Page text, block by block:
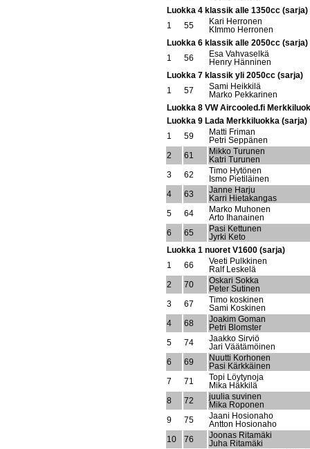
Luokka 4 klassik alle 1350cc (sarja)
1
55
Kari Herronen
KImmo Herronen
Luokka 6 klassik alle 2050cc (sarja)
1
56
Esa Vahvaselkä
Henry Hänninen
Luokka 7 klassik yli 2050cc (sarja)
1
57
Sami Heikkilä
Marko Pekkarinen
Luokka 8 VW Aircooled.fi
Luokka 9 Lada Merkkiluokka (sarja)
1
59
Matti Friman
Petri Seppänen
2
61
Mikko Turunen
Katri Turunen
3
62
Timo Hytönen
Ismo Pietiläinen
4
63
Janne Harju
Karri Hietakangas
5
64
Marko Muhonen
Arto Ihanainen
6
65
Pasi Kettunen
Jyrki Keto
Luokka 1 nuoret V1600 (sarja)
1
66
Veeti Pulkkinen
Ralf Leskelä
2
70
Oskari Sokka
Peter Sutinen
3
67
Timo koskinen
Sami Koskinen
4
68
Joakim Goman
Petri Blomster
5
74
Jaakko Sirviö
Jari Väätämöinen
6
69
Nuutti Korhonen
Pasi Kärkkäinen
7
71
Topi Löytynoja
Mika Häkkilä
8
72
juulia suvinen
Mika Roponen
9
75
Jaani Hosionaho
Antton Hosionaho
10
76
Joonas Ritamäki
Juha Ritamäki